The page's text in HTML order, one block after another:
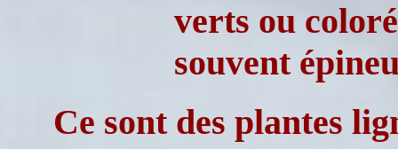
verts ou
souvent
Ce sont des plantes